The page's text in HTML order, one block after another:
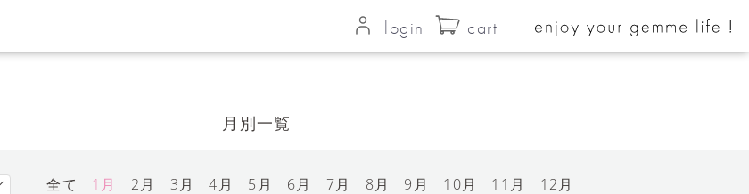
login cart
月別一覧
全て 1月 2月 3月 4月 5月 6月 7月 8月 9月 10月 11月 12月